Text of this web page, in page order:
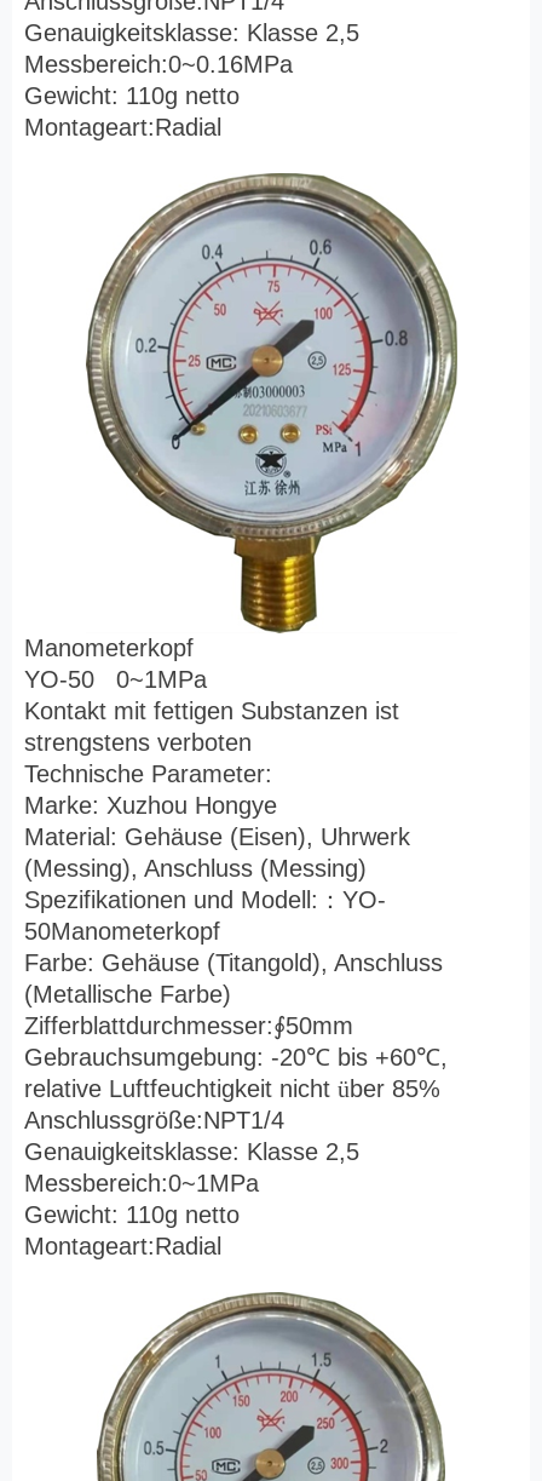
Genauigkeitsklasse: Klasse 2,5
Messbereich:0~0.16MPa
Gewicht: 110g netto
Montageart:Radial
Manometerkopf
YO-50 0~1MPa
Kontakt mit fettigen Substanzen ist
strengstens verboten
Technische Parameter:
Marke: Xuzhou Hongye
Material: Gehäuse (Eisen), Uhrwerk
(Messing), Anschluss (Messing)
Spezifikationen und Modell: ： YO-
50Manometerkopf
Farbe: Gehäuse (Titangold), Anschluss
(Metallische Farbe)
Zifferblattdurchmesser:∮50mm
Gebrauchsumgebung: -20℃ bis +60℃,
relative Luftfeuchtigkeit nicht über 85%
Anschlussgröße:NPT1/4
Genauigkeitsklasse: Klasse 2,5
Messbereich:0~1MPa
Gewicht: 110g netto
Montageart:Radial